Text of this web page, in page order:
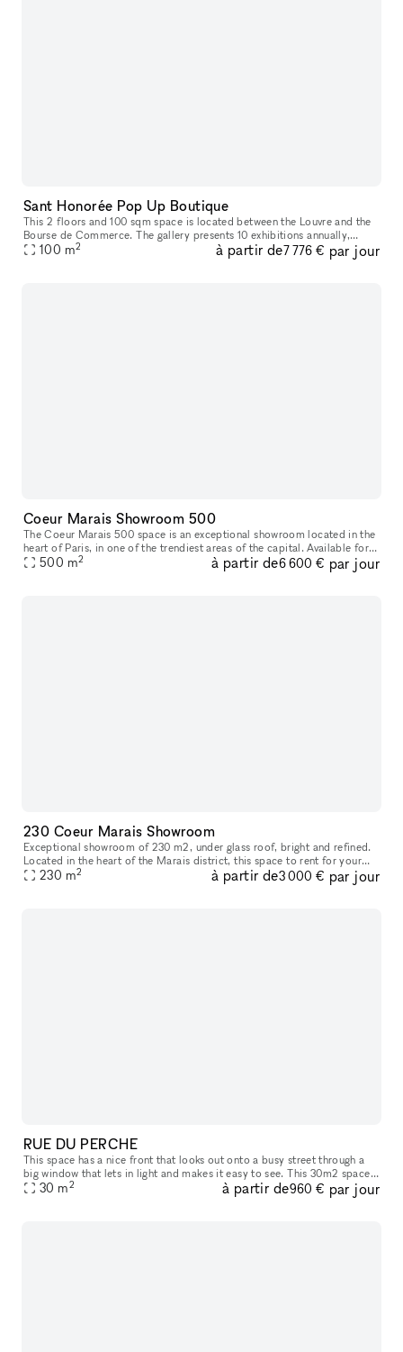
Sant Honorée Pop Up Boutique
This 2 floors and 100 sqm space is located between the Louvre and the
Bourse de Commerce. The gallery presents 10 exhibitions annually,
showcasing the French contemporary art scene. Perfect as a pop
100 m2 à partir de7 776 € par jour
Coeur Marais Showroom 500
The Coeur Marais 500 space is an exceptional showroom located in the
heart of Paris, in one of the trendiest areas of the capital. Available for
direct or turnkey rental, this space can host your sem
500 m2 à partir de6 600 € par jour
230 Coeur Marais Showroom
Exceptional showroom of 230 m2, under glass roof, bright and refined.
Located in the heart of the Marais district, this space to rent for your
professional events: press day, private sale, showroom,
230 m2 à partir de3 000 € par jour
RUE DU PERCHE
This space has a nice front that looks out onto a busy street through a
big window that lets in light and makes it easy to see. This 30m2 space
is in the 3rd arrondissement of Paris, right in the mid
30 m2 à partir de960 € par jour